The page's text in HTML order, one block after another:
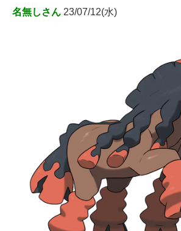
名無しさん 23/07/12(水)